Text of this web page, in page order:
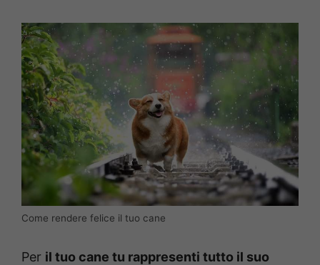
Come rendere felice il tuo cane
Per il tuo cane tu rappresenti tutto il suo